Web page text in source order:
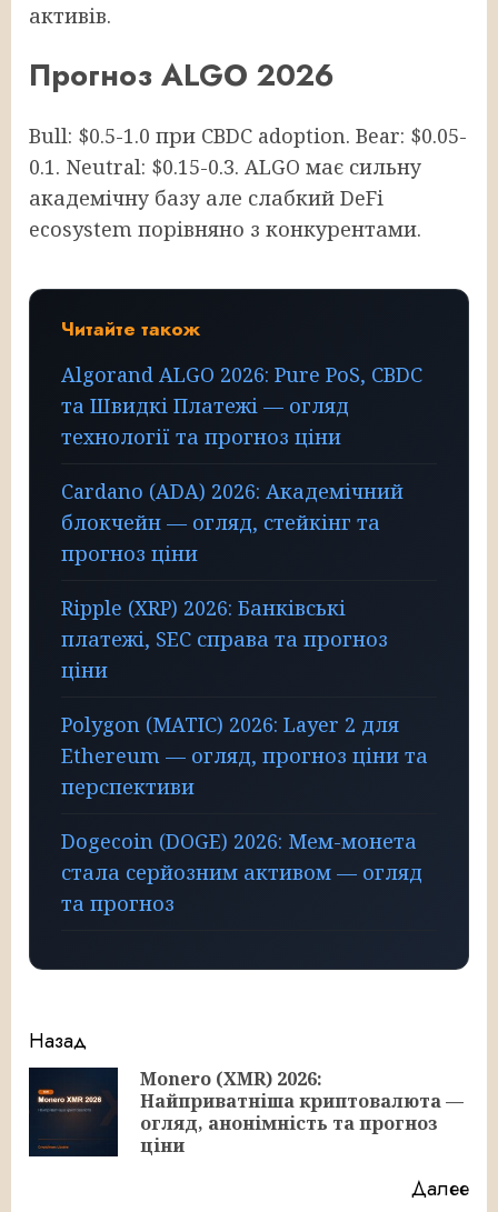
активів.
Прогноз ALGO 2026
Bull: $0.5-1.0 при CBDC adoption. Bear: $0.05-
0.1. Neutral: $0.15-0.3. ALGO має сильну
академічну базу але слабкий DeFi
ecosystem порівняно з конкурентами.
Читайте також
Algorand ALGO 2026: Pure PoS, CBDC
та Швидкі Платежі — огляд
технології та прогноз ціни
Cardano (ADA) 2026: Академічний
блокчейн — огляд, стейкінг та
прогноз ціни
Ripple (XRP) 2026: Банківські
платежі, SEC справа та прогноз
ціни
Polygon (MATIC) 2026: Layer 2 для
Ethereum — огляд, прогноз ціни та
перспективи
Dogecoin (DOGE) 2026: Мем-монета
стала серйозним активом — огляд
та прогноз
Продолжить
чтение
Назад
Monero (XMR) 2026:
Найприватніша криптовалюта —
огляд, анонімність та прогноз
ціни
Далее